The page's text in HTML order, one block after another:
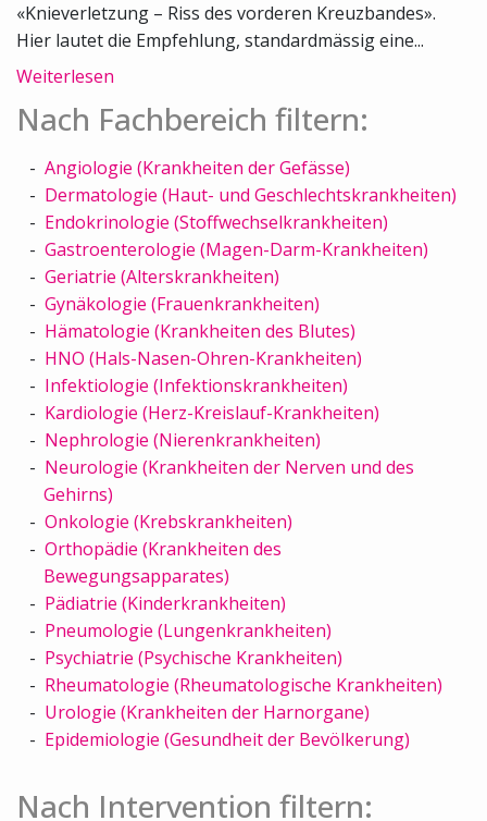
«Knieverletzung – Riss des vorderen Kreuzbandes».
Hier lautet die Empfehlung, standardmässig eine...
Weiterlesen
Nach Fachbereich filtern:
Angiologie (Krankheiten der Gefässe)
Dermatologie (Haut- und Geschlechtskrankheiten)
Endokrinologie (Stoffwechselkrankheiten)
Gastroenterologie (Magen-Darm-Krankheiten)
Geriatrie (Alterskrankheiten)
Gynäkologie (Frauenkrankheiten)
Hämatologie (Krankheiten des Blutes)
HNO (Hals-Nasen-Ohren-Krankheiten)
Infektiologie (Infektionskrankheiten)
Kardiologie (Herz-Kreislauf-Krankheiten)
Nephrologie (Nierenkrankheiten)
Neurologie (Krankheiten der Nerven und des
Gehirns)
Onkologie (Krebskrankheiten)
Orthopädie (Krankheiten des
Bewegungsapparates)
Pädiatrie (Kinderkrankheiten)
Pneumologie (Lungenkrankheiten)
Psychiatrie (Psychische Krankheiten)
Rheumatologie (Rheumatologische Krankheiten)
Urologie (Krankheiten der Harnorgane)
Epidemiologie (Gesundheit der Bevölkerung)
Nach Intervention filtern: